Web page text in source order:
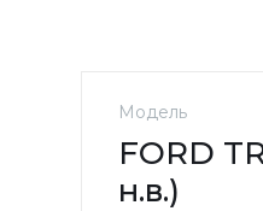
Модель
FORD
н.в.)